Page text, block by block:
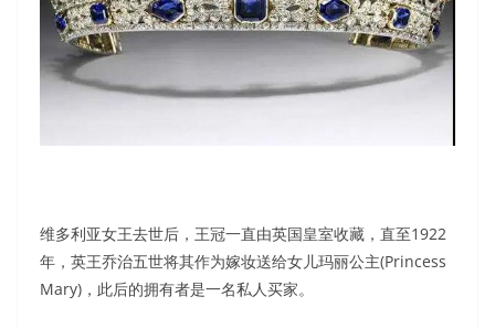
维多利亚女王去世后，王冠一直由英国皇室收藏，直至1922
年，英王乔治五世将其作为嫁妆送给女儿玛丽公主(Princess
Mary)，此后的拥有者是一名私人买家。